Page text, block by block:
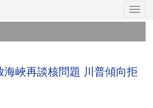
海峽再談核問題 川普傾向拒